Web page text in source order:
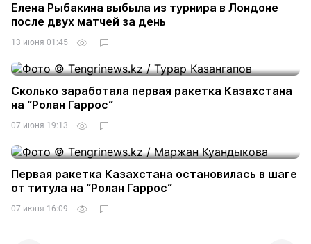
Елена Рыбакина выбыла из турнира в Лондоне
после двух матчей за день
13 июня 01:45
Сколько заработала первая ракетка Казахстана
на “Ролан Гаррос“
07 июня 19:13
Первая ракетка Казахстана остановилась в шаге
от титула на “Ролан Гаррос“
07 июня 16:09